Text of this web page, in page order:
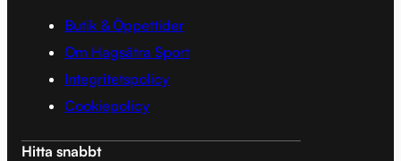
Butik & Öppettider
Om Hagsätra Sport
Integritetspolicy
Cookiepolicy
Hitta snabbt